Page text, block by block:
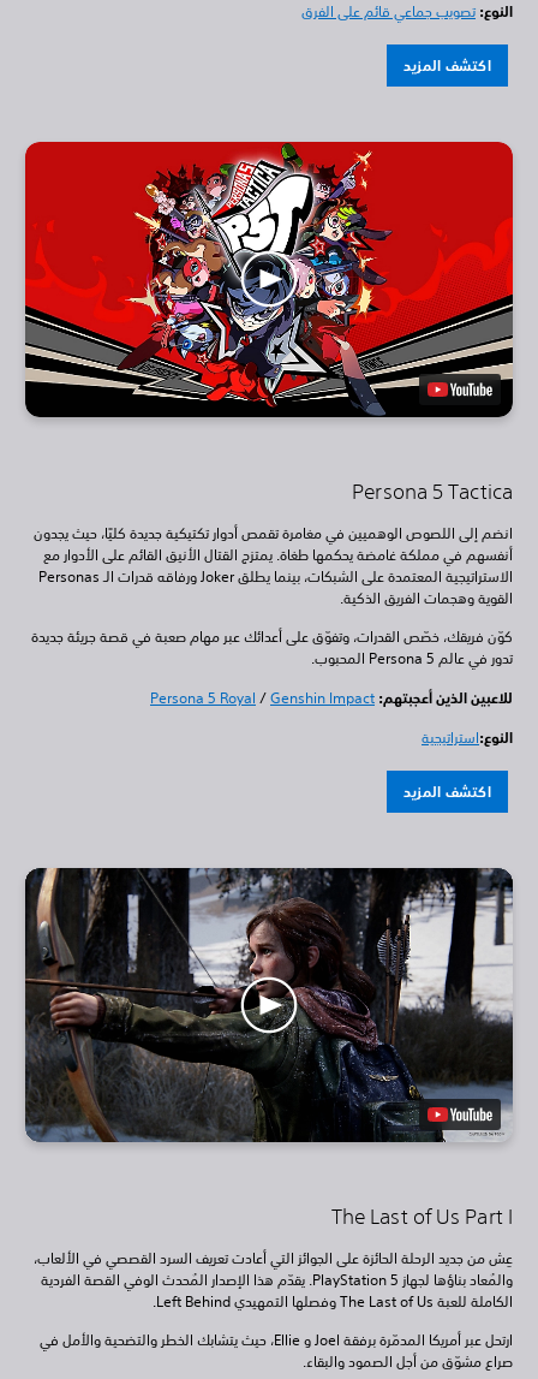
النوع:تصويب جماعي قائم على الفرق
اكتشف المزيد
Persona 5 Tactica
انضم إلى اللصوص الوهميين في مغامرة تقمص أدوار تكتيكية جديدة كليًا، حيث يجدون
أنفسهم في مملكة غامضة يحكمها طغاة. يمتزج القتال الأنيق القائم على الأدوار مع
الاستراتيجية المعتمدة على الشبكات، بينما يطلق Joker ورفاقه قدرات الـ Personas
القوية وهجمات الفريق الذكية.
كوّن فريقك، خصّص القدرات، وتفوّق على أعدائك عبر مهام صعبة في قصة جريئة جديدة
تدور في عالم Persona 5 المحبوب.
للاعبين الذين أعجبتهم: Persona 5 Royal/Genshin Impact
النوع:استراتيجية
اكتشف المزيد
The Last of Us Part I
عِش من جديد الرحلة الحائزة على الجوائز التي أعادت تعريف السرد القصصي في الألعاب،
والمُعاد بناؤها لجهاز PlayStation 5. يقدّم هذا الإصدار المُحدث الوفي القصة الفردية
الكاملة للعبة The Last of Us وفصلها التمهيدي Left Behind.
ارتحل عبر أمريكا المدمّرة برفقة Joel و Ellie، حيث يتشابك الخطر والتضحية والأمل في
صراع مشوّق من أجل الصمود والبقاء.